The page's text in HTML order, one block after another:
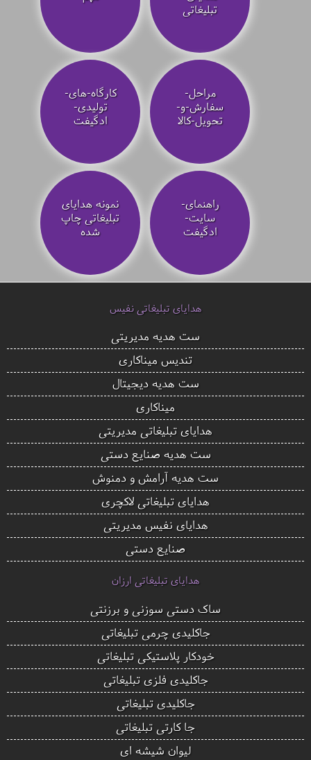
تبلیغاتی
مراحل-
سفارش-و-
تحویل-کالا
کارگاه-های-
تولیدی-
ادگیفت
راهنمای-
سایت-
ادگیفت
نمونه هدایای
تبلیغاتی چاپ
شده
هدایای تبلیغاتی نفیس
ست هدیه مدیریتی
تندیس میناکاری
ست هدیه دیجیتال
میناکاری
هدایای تبلیغاتی مدیریتی
ست هدیه صنایع دستی
ست هدیه آرامش و دمنوش
هدایای تبلیغاتی لاکچری
هدایای نفیس مدیریتی
صنایع دستی
هدایای تبلیغاتی ارزان
ساک دستی سوزنی و برزنتی
جاکلیدی چرمی تبلیغاتی
خودکار پلاستیکی تبلیغاتی
جاکلیدی فلزی تبلیغاتی
جاکلیدی تبلیغاتی
جا کارتی تبلیغاتی
لیوان شیشه ای